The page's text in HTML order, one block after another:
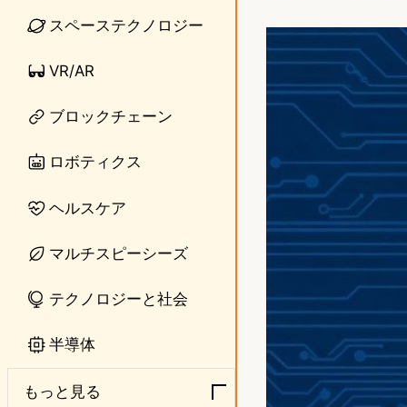
スペーステクノロジー
VR/AR
ブロックチェーン
ロボティクス
ヘルスケア
マルチスピーシーズ
テクノロジーと社会
半導体
もっと見る
n
s
t
o
d
o